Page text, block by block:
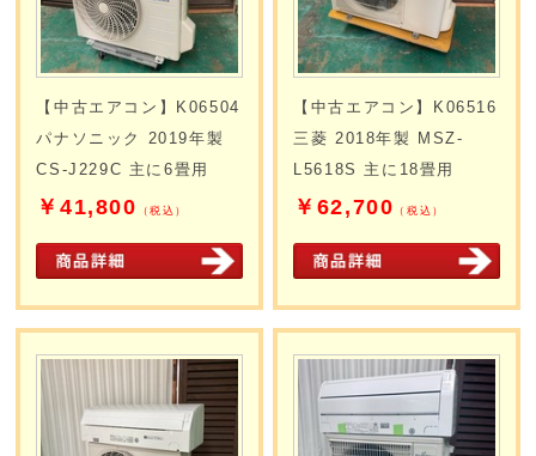
【中古エアコン】K06504
パナソニック 2019年製
CS-J229C 主に6畳用
￥41,800 （税込）
【中古エアコン】K06516
三菱 2018年製 MSZ-
L5618S 主に18畳用
￥62,700 （税込）